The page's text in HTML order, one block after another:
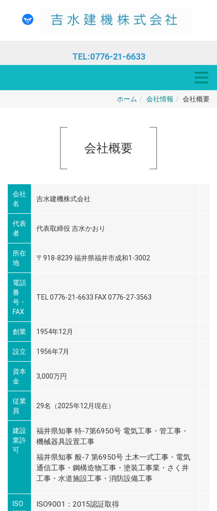
TEL:0776-21-6633
ホーム 会社情報 会社概要
会社概要
会社
名
吉水建機株式会社
代表
者
代表取締役 吉水かおり
所在
地
〒918-8239 福井県福井市成和1-3002
電話
番
号・
FAX
TEL 0776-21-6633 FAX 0776-27-3563
創業 1954年12月
設立 1956年7月
資本
金
3,000万円
従業
員
29名（2025年12月現在）
建設
業許
可
福井県知事 特-7第6950号 電気工事・管工事・
機械器具設置工事
福井県知事 般-7 第6950号 土木一式工事・電気
通信工事・鋼構造物工事・塗装工事業・さく井
工事・水道施設工事・消防設備工事
ISO
ISO9001：2015認証取得